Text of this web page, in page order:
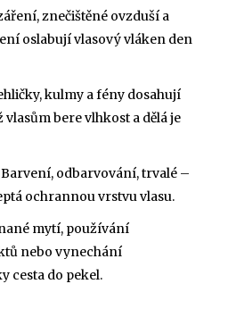
znečištěné ovzduší a
oslabují vlasový vláken den
kulmy a fény dosahují
vlasům bere vlhkost a dělá je
Barvení, odbarvování, trvalé –
ochrannou vrstvu vlasu.
mytí, používání
nebo vynechání
cesta do pekel.